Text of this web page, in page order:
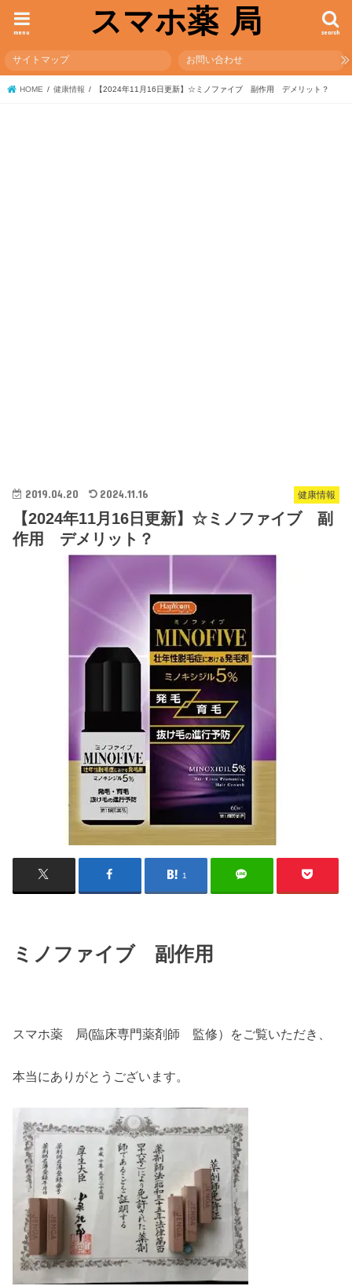
スマホ薬 局 search
menu
サイトマップ お問い合わせ
HOME 健康情報 【2024年11月16日更新】☆ミノファイブ 副作用 デメリット？
健康情報
2019.04.20 2024.11.16
【2024年11月16日更新】☆ミノファイブ 副
作用 デメリット？
1
ミノファイブ 副作用
スマホ薬 局(臨床専門薬剤師 監修）をご覧いただき、
本当にありがとうございます。